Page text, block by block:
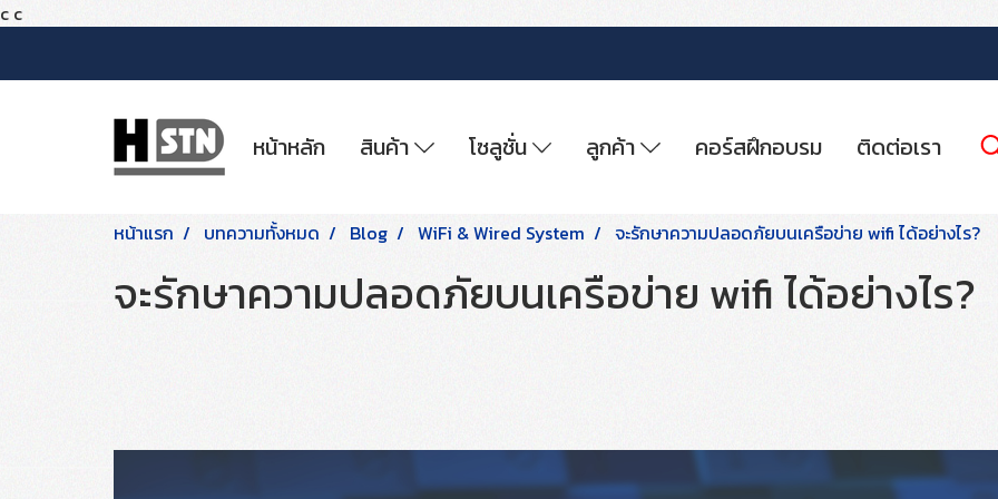
c c
หน้าหลัก สินค้า โซลูชั่น ลูกค้า คอร์สฝึกอบรม ติดต่อเรา
หน้าแรก บทความทั้งหมด Blog WiFi & Wired System จะรักษาความปลอดภัยบนเครือข่าย wifi ได้อย่างไร?
จะรักษาความปลอดภัยบนเครือข่าย wifi ได้อย่างไร?